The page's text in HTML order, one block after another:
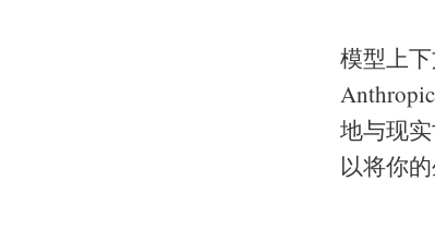
模型上
地与现
以将你